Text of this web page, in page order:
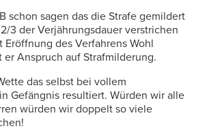
schon sagen das die Strafe gemildert
3 der Verjährungsdauer verstrichen
Eröffnung des Verfahrens Wohl
er Anspruch auf Strafmilderung.
das selbst bei vollem
Gefängnis resultiert. Würden wir alle
würden wir doppelt so viele